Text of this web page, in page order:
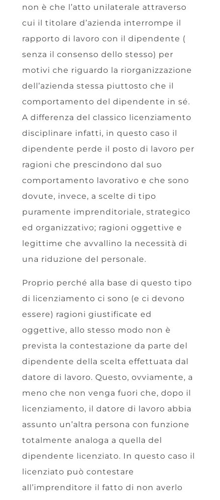
non è che l’atto unilaterale attraverso
cui il titolare d’azienda interrompe il
rapporto di lavoro con il dipendente (
senza il consenso dello stesso) per
motivi che riguardo la riorganizzazione
dell’azienda stessa piuttosto che il
comportamento del dipendente in sé.
A differenza del classico licenziamento
disciplinare infatti, in questo caso il
dipendente perde il posto di lavoro per
ragioni che prescindono dal suo
comportamento lavorativo e che sono
dovute, invece, a scelte di tipo
puramente imprenditoriale, strategico
ed organizzativo; ragioni oggettive e
legittime che avvallino la necessità di
una riduzione del personale.
Proprio perché alla base di questo tipo
di licenziamento ci sono (e ci devono
essere) ragioni giustificate ed
oggettive, allo stesso modo non è
prevista la contestazione da parte del
dipendente della scelta effettuata dal
datore di lavoro. Questo, ovviamente, a
meno che non venga fuori che, dopo il
licenziamento, il datore di lavoro abbia
assunto un’altra persona con funzione
totalmente analoga a quella del
dipendente licenziato. In questo caso il
licenziato può contestare
all’imprenditore il fatto di non averlo